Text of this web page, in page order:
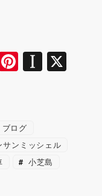
m
Pi
nt
e
st
In
st
a
p
ブログ
サンミッシェル
小芝島